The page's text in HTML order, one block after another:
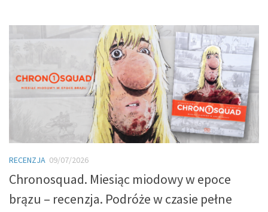
RECENZJA 09/07/2026
Chronosquad. Miesiąc miodowy w epoce
brązu – recenzja. Podróże w czasie pełne